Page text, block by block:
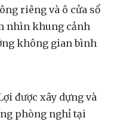
riêng và ô cửa sổ
nhìn khung cảnh
không gian bình
được xây dựng và
phòng nghỉ tại